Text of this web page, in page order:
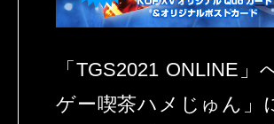
「TGS2021 ONLINE
ゲー喫茶ハメじゅん」